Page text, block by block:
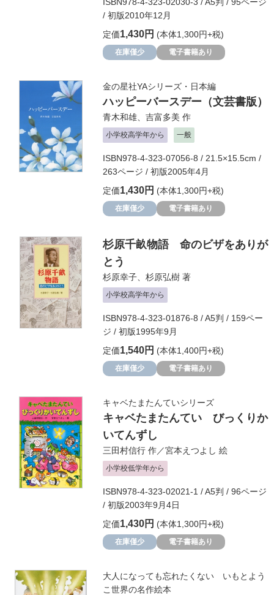
/ 初版2010年12月
定価1,430円 (本体1,300円+税)
在庫僅少 電子書籍あり
金の星社YAシリーズ・日本編
ハッピーバースデー（文芸書版）
青木和雄 吉富多美 作
小学校高学年から 一般
ISBN978-4-323-07056-8 / 21.5×15.5cm /
263ページ / 初版2005年4月
定価1,430円 (本体1,300円+税)
在庫僅少 電子書籍あり
杉原千畝物語 命のビザをありが
とう
杉原幸子 杉原弘樹 著
小学校高学年から
ISBN978-4-323-01876-8 / A5判 / 159ペー
ジ / 初版1995年9月
定価1,540円 (本体1,400円+税)
在庫僅少 電子書籍あり
キャベたまたんていシリーズ
キャベたまたんてい びっくりか
いてんずし
三田村信行 作／宮本えつよし 絵
小学校低学年から
ISBN978-4-323-02021-1 / A5判 / 96ページ
/ 初版2003年9月4日
定価1,430円 (本体1,300円+税)
在庫僅少 電子書籍あり
大人になっても忘れたくない いもとよう
こ世界の名作絵本